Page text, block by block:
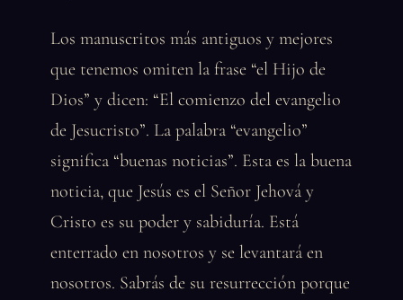
Los manuscritos más antiguos y mejores
que tenemos omiten la frase “el Hijo de
Dios” y dicen: “El comienzo del evangelio
de Jesucristo”. La palabra “evangelio”
significa “buenas noticias”. Esta es la buena
noticia, que Jesús es el Señor Jehová y
Cristo es su poder y sabiduría. Está
enterrado en nosotros y se levantará en
nosotros. Sabrás de su resurrección porque